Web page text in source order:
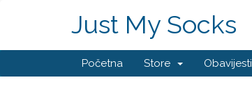
Just My Socks
Početna Store Obavijesti